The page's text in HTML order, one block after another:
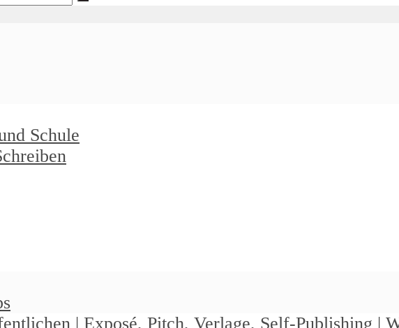
Schule
| Exposé, Pitch, Verlage, Self-Publishing |